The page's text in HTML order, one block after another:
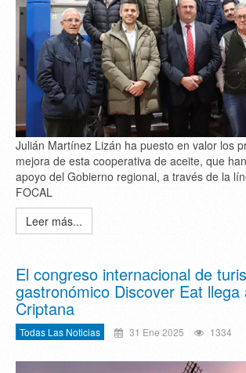
Julián Martínez Lizán ha puesto en valor los
mejora de esta cooperativa de aceite, que
apoyo del Gobierno regional, a través de la
FOCAL
Leer más...
El congreso internacional de
gastronómico Discover Eat
Criptana
Todas Las Noticias 31 Ene 2025 1334